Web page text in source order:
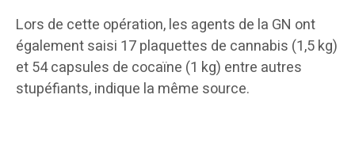
Lors de cette opération, les agents de la GN ont
également saisi 17 plaquettes de cannabis (1,5 kg)
et 54 capsules de cocaïne (1 kg) entre autres
stupéfiants, indique la même source.